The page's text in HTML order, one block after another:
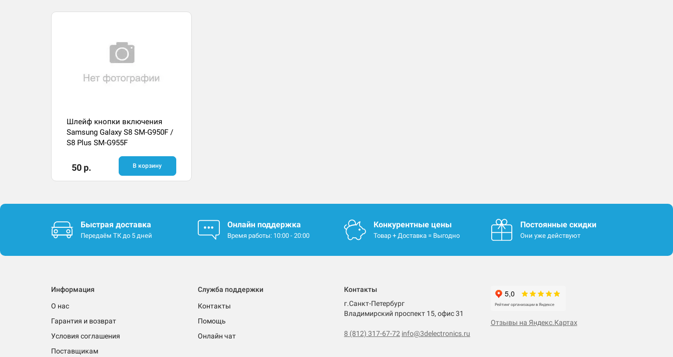
Шлейф кнопки включения
Samsung Galaxy S8 SM-G950F /
S8 Plus SM-G955F
50 р. В корзину
Быстрая доставка
Передаём ТК до 5 дней
Онлайн поддержка
Время работы: 10:00 - 20:00
Конкурентные цены
Товар + Доставка = Выгодно
Постоянные скидки
Они уже действуют
Информация
О нас
Гарантия и возврат
Условия соглашения
Поставщикам
Служба поддержки
Контакты
Помощь
Онлайн чат
Контакты
г.Санкт-Петербург
Владимирский проспект 15, офис 31
8 (812) 317-67-72 info@3delectronics.ru
Отзывы на Яндекс.Картах